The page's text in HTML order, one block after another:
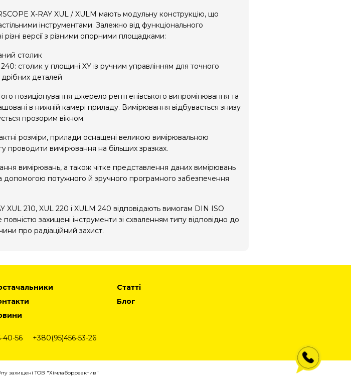
X-RAY XUL / XULM мають модульну конструкцію, що
інструментами. Залежно від функціонального
різні версії з різними опорними площадками:
столик
столик у площині XY із ручним управлінням для точного
деталей
позиціонування джерело рентгенівського випромінювання та
в нижній камері приладу. Вимірювання відбувається знизу
прозорим вікном.
розміри, прилади оснащені великою вимірювальною
проводити вимірювання на більших зразках.
вимірювань, а також чітке представлення даних вимірювань
допомогою потужного й зручного програмного забезпечення
XUL 210, XUL 220 і XULM 240 відповідають вимогам DIN ISO
захищені інструменти зі схваленням типу відповідно до
про радіаційний захист.
Статті
Блог
40-56 +380(95)456-53-26
захищені ТОВ "Хімлаборреактив"